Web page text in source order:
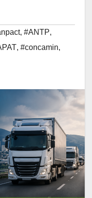
, #ANTP,
, #concamin,